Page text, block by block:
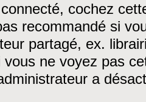
cochez
recommandé si
partagé, ex.
vous ne voyez pas
a